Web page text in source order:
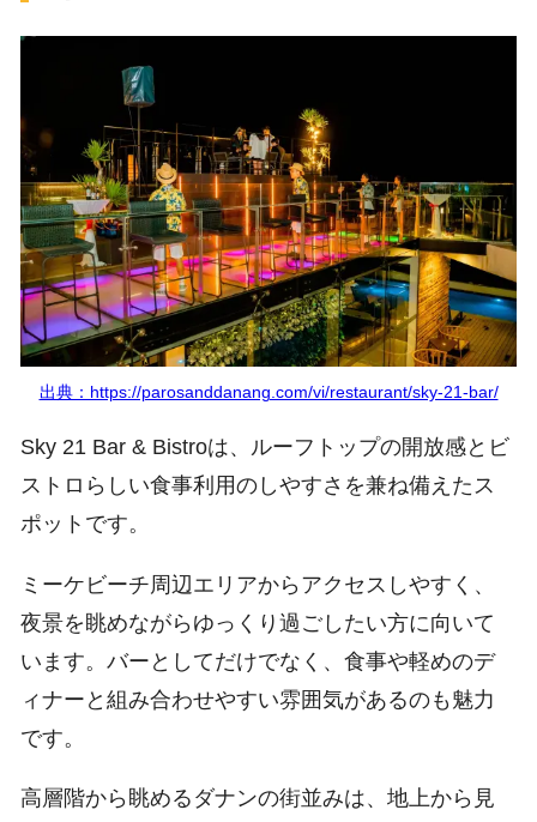
出典：https://parosanddanang.com/vi/restaurant/sky-21-bar/
Sky 21 Bar & Bistroは、ルーフトップの開放感とビ
ストロらしい食事利用のしやすさを兼ね備えたス
ポットです。
ミーケビーチ周辺エリアからアクセスしやすく、
夜景を眺めながらゆっくり過ごしたい方に向いて
います。バーとしてだけでなく、食事や軽めのデ
ィナーと組み合わせやすい雰囲気があるのも魅力
です。
高層階から眺めるダナンの街並みは、地上から見